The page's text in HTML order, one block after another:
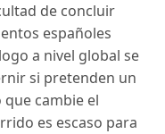
de concluir
españoles
a nivel global se
si pretenden un
cambie el
es escaso para